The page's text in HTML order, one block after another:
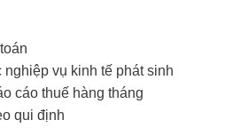
nghiệp vụ kinh tế phát sinh
cáo thuế hàng tháng
qui định